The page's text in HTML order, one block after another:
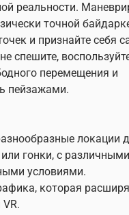
реальности.
точной
и признайте себя
спешите,
перемещения и
пейзажами.
локации
гонки, с
условиями.
которая